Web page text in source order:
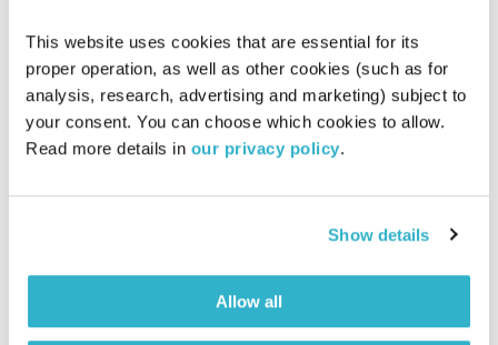
This website uses cookies that are essential for its
proper operation, as well as other cookies (such as for
analysis, research, advertising and marketing) subject to
your consent. You can choose which cookies to allow.
Read more details in our privacy policy.
Show details
Allow all
התעוררות
גליה גלעדי
17.12.19
01:27:45
גליה גלעדי מזמינה אתכם להתעורר יחדיו בכל בוקר, עם מוזיקה